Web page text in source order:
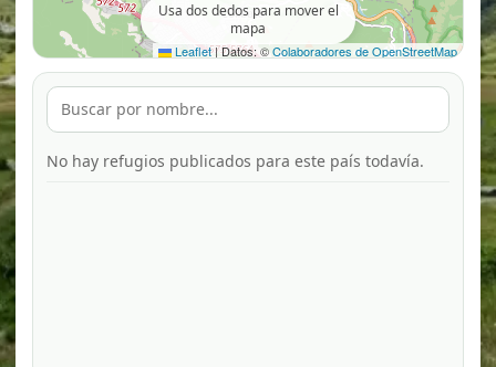
Leaflet |Datos: ©Colaboradores de OpenStreetMap
Usa dos dedos para mover el
mapa
No hay refugios publicados para este país todavía.